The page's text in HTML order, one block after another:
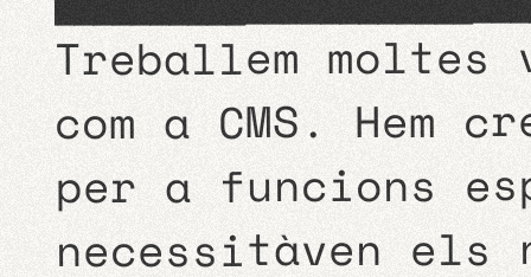
Treballem moltes
com a CMS. Hem
per a funcions
necessitàven